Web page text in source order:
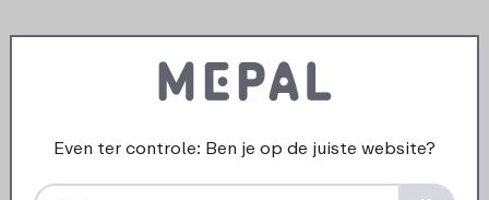
Wat klanten zeggen
Even ter controle: Ben je op de juiste website?